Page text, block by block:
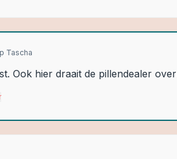
Tascha
Ook hier draait de pillendealer